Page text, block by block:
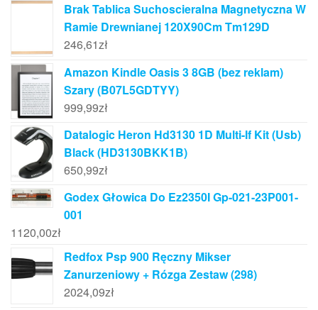
Brak Tablica Suchoscieralna Magnetyczna W
Ramie Drewnianej 120X90Cm Tm129D
246,61zł
Amazon Kindle Oasis 3 8GB (bez reklam)
Szary (B07L5GDTYY)
999,99zł
Datalogic Heron Hd3130 1D Multi-If Kit (Usb)
Black (HD3130BKK1B)
650,99zł
Godex Głowica Do Ez2350I Gp-021-23P001-
001
1120,00zł
Redfox Psp 900 Ręczny Mikser
Zanurzeniowy + Rózga Zestaw (298)
2024,09zł